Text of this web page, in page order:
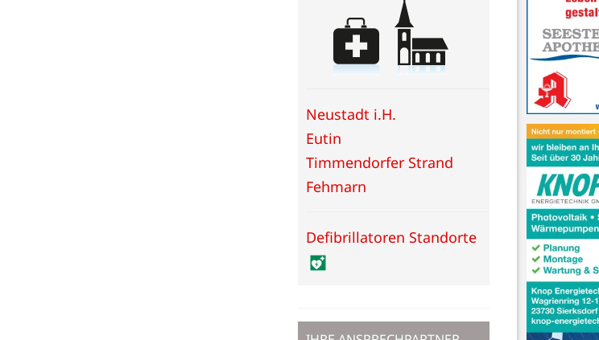
Neustadt i.H.
Eutin
Timmendorfer Strand
Fehmarn
Defibrillatoren Standorte